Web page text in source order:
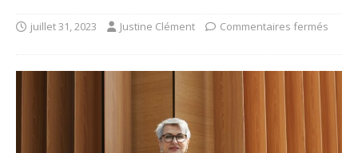
juillet 31, 2023 Justine Clément Commentaires fermés